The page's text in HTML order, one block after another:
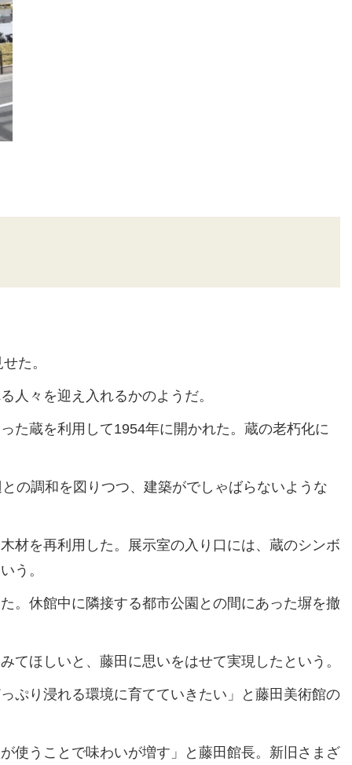
た。
人々を迎え入れるかのようだ。
た蔵を利用して1954年に開かれた。蔵の老朽化に
の調和を図りつつ、建築がでしゃばらないような
材を再利用した。展示室の入り口には、蔵のシンボ
う。
。休館中に隣接する都市公園との間にあった塀を撤
ほしいと、藤田に思いをはせて実現したという。
ぷり浸れる環境に育てていきたい」と藤田美術館の
使うことで味わいが増す」と藤田館長。新旧さまざ